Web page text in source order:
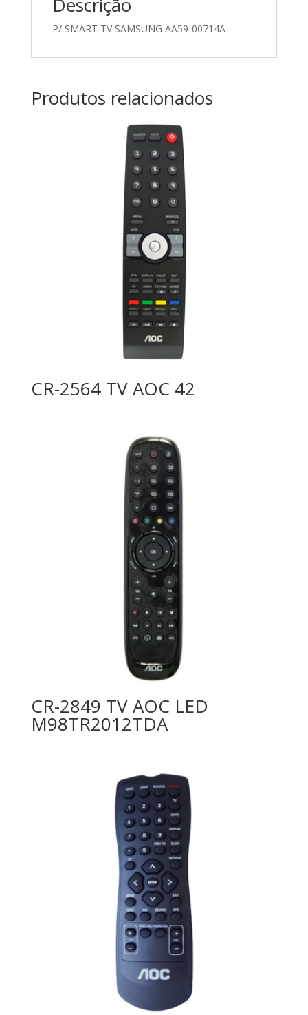
P/ SMART TV SAMSUNG AA59-00714A
Produtos relacionados
CR-2564 TV AOC 42
CR-2849 TV AOC LED
M98TR2012TDA